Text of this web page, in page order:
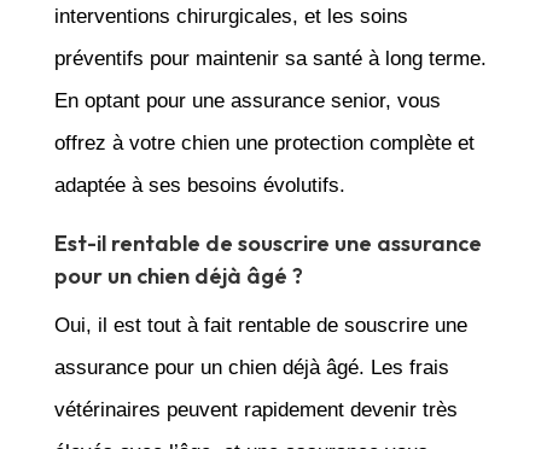
interventions chirurgicales, et les soins
préventifs pour maintenir sa santé à long terme.
En optant pour une assurance senior, vous
offrez à votre chien une protection complète et
adaptée à ses besoins évolutifs.
Est-il rentable de souscrire une assurance
pour un chien déjà âgé ?
Oui, il est tout à fait rentable de souscrire une
assurance pour un chien déjà âgé. Les frais
vétérinaires peuvent rapidement devenir très